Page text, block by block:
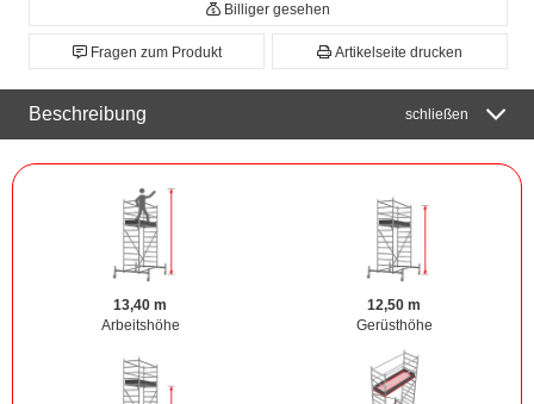
Billiger gesehen
Fragen zum Produkt Artikelseite drucken
Beschreibung schließen
13,40 m
Arbeitshöhe
12,50 m
Gerüsthöhe